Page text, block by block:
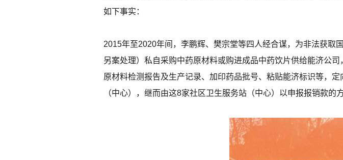
如下事实：
2015年至2020年间，李鹏辉、樊宗堂等四人经合谋，为非法获取
另案处理）私自采购中药原材料或购进成品中药饮片供给能济公
原材料检测报告及生产记录、加印药品批号、粘贴能济标识等，
（中心），继而由这8家社区卫生服务站（中心）以申报报销款的